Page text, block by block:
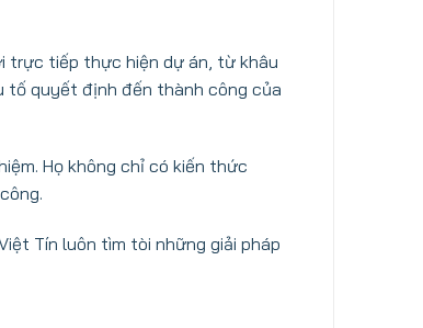
trực tiếp thực hiện dự án, từ khâu
tố quyết định đến thành công của
Họ không chỉ có kiến thức
Tín luôn tìm tòi những giải pháp